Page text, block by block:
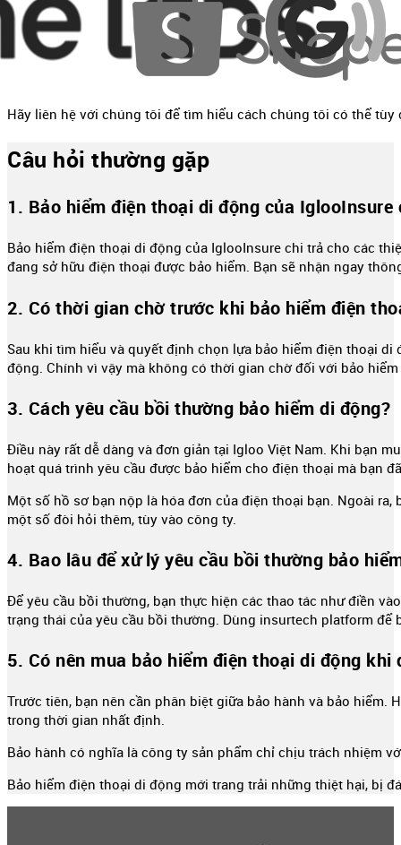
Hãy liên hệ với chúng tôi để tìm hiểu cách chúng tôi có thể
Câu hỏi thường gặp
1. Bảo hiểm điện thoại di động của
Bảo hiểm điện thoại di động của IglooInsure chi trả cho các
đang sở hữu điện thoại được bảo hiểm. Bạn sẽ nhận ngay
2. Có thời gian chờ trước khi bảo hiểm điện
Sau khi tìm hiểu và quyết định chọn lựa bảo hiểm điện thoại
động. Chính vì vậy mà không có thời gian chờ đối với bảo
3. Cách yêu cầu bồi thường bảo hiểm di động?
Điều này rất dễ dàng và đơn giản tại Igloo Việt Nam. Khi bạn
hoạt quá trình yêu cầu được bảo hiểm cho điện thoại mà bạn
Một số hồ sơ bạn nộp là hóa đơn của điện thoại bạn. Ngoài
một số đòi hỏi thêm, tùy vào công ty.
4. Bao lâu để xử lý yêu cầu bồi thường bảo
Để yêu cầu bồi thường, bạn thực hiện các thao tác như điền
trạng thái của yêu cầu bồi thường. Dùng insurtech platform
5. Có nên mua bảo hiểm điện thoại di động khi
Trước tiên, bạn nên cần phân biệt giữa bảo hành và bảo
trong thời gian nhất định.
Bảo hành có nghĩa là công ty sản phẩm chỉ chịu trách nhiệm
Bảo hiểm điện thoại di động mới trang trải những thiệt hại, bị